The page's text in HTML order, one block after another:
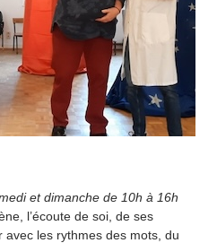
et dimanche de 10h à 16h
l’écoute de soi, de ses
les rythmes des mots, du